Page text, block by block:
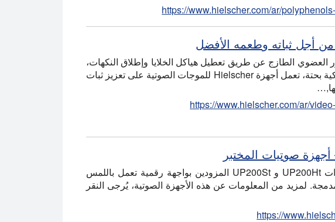
https://www.hielscher.com/ar/
أجل ثباته وطعمه الأفضل
الطازج عن طريق تعطيل هياكل الخلايا وإطلاق النكهات،
ويظهر ذلك من خلال فاصل زمني مبرد. باستخدام عملية ميكانيكية بحتة، تعمل أجهزة Hielscher للموجات الصوتية على تعزيز ثبات
https://www.hielscher.com/ar/
يعرض هذا الفيديو جهازي الموجات الصوتية Hielscher 200 وات UP200Ht و UP200St المزودين بواجهة رقمية تعمل باللمس
لمزيد من المعلومات عن هذه الأجهزة الصوتية، يُرجى النقر
https://